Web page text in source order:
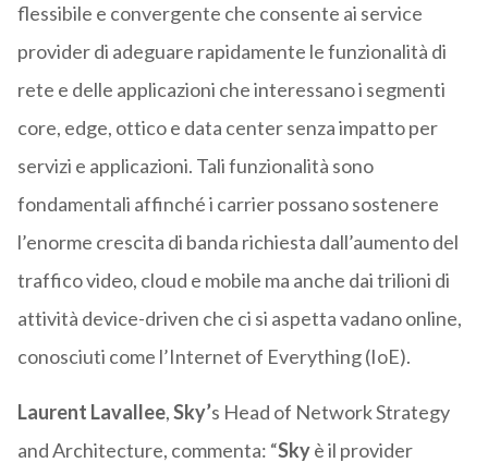
flessibile e convergente che consente ai service
provider di adeguare rapidamente le funzionalità di
rete e delle applicazioni che interessano i segmenti
core, edge, ottico e data center senza impatto per
servizi e applicazioni. Tali funzionalità sono
fondamentali affinché i carrier possano sostenere
l’enorme crescita di banda richiesta dall’aumento del
traffico video, cloud e mobile ma anche dai trilioni di
attività device-driven che ci si aspetta vadano online,
conosciuti come l’Internet of Everything (IoE).
Laurent Lavallee,Sky’s Head of Network Strategy
and Architecture, commenta: “Skyè il provider